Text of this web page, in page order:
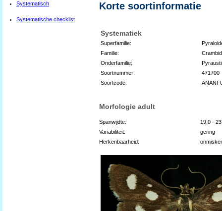
Systematisch
Systematische checklist
Korte soortinformatie
Systematiek
Superfamilie:
Familie:
Onderfamilie:
Soortnummer:
471700
Soortcode:
Morfologie adult
Spanwijdte:
19,0 -
Variabiliteit:
gering
Herkenbaarheid: